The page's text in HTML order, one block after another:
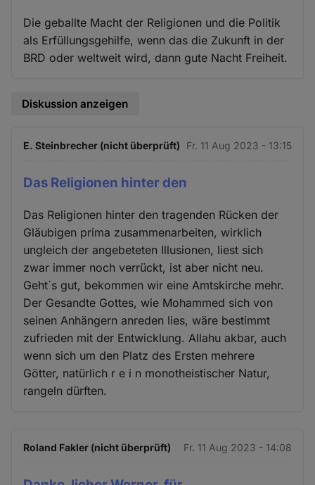
Die geballte Macht der Religionen und die Politik
als Erfüllungsgehilfe, wenn das die Zukunft in der
BRD oder weltweit wird, dann gute Nacht Freiheit.
Diskussion anzeigen
E. Steinbrecher (nicht überprüft) Fr. 11 Aug 2023 - 13:15
Das Religionen hinter den
Das Religionen hinter den tragenden Rücken der
Gläubigen prima zusammenarbeiten, wirklich
ungleich der angebeteten Illusionen, liest sich
zwar immer noch verrückt, ist aber nicht neu.
Geht´s gut, bekommen wir eine Amtskirche mehr.
Der Gesandte Gottes, wie Mohammed sich von
seinen Anhängern anreden lies, wäre bestimmt
zufrieden mit der Entwicklung. Allahu akbar, auch
wenn sich um den Platz des Ersten mehrere
Götter, natürlich r e i n monotheistischer Natur,
rangeln dürften.
Roland Fakler (nicht überprüft) Fr. 11 Aug 2023 - 14:08